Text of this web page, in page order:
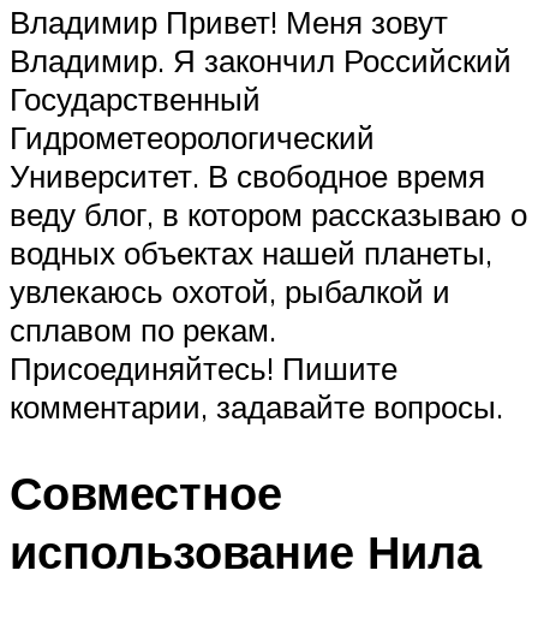
Владимир Привет! Меня зовут
Владимир. Я закончил Российский
Государственный
Гидрометеорологический
Университет. В свободное время
веду блог, в котором рассказываю о
водных объектах нашей планеты,
увлекаюсь охотой, рыбалкой и
сплавом по рекам.
Присоединяйтесь! Пишите
комментарии, задавайте вопросы.
Совместное
использование Нила